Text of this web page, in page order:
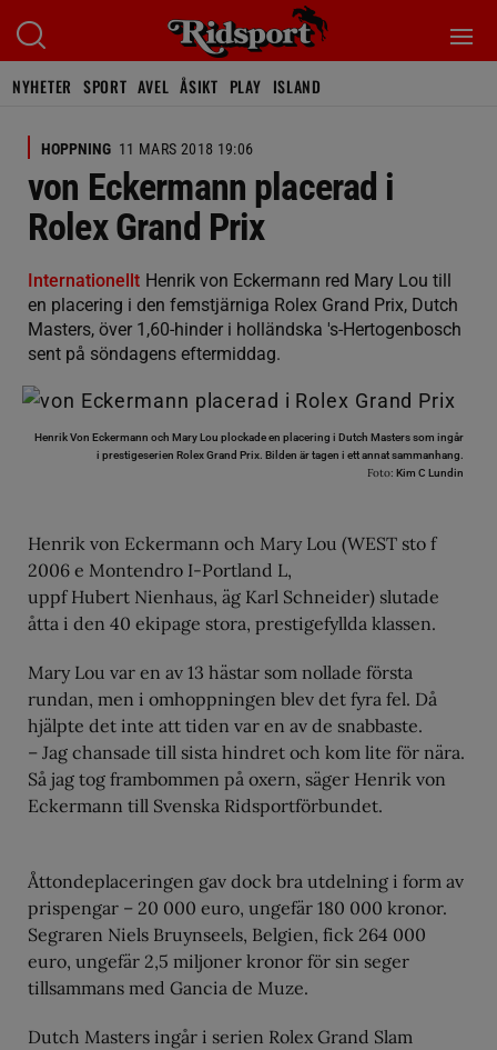
NYHETER SPORT AVEL ÅSIKT PLAY ISLAND
HOPPNING 11 MARS 2018 19:06
von Eckermann placerad i
Rolex Grand Prix
Internationellt Henrik von Eckermann red Mary Lou till
en placering i den femstjärniga Rolex Grand Prix, Dutch
Masters, över 1,60-hinder i holländska 's-Hertogenbosch
sent på söndagens eftermiddag.
Henrik Von Eckermann och Mary Lou plockade en placering i Dutch Masters som ingår
i prestigeserien Rolex Grand Prix. Bilden är tagen i ett annat sammanhang.
Foto: Kim C Lundin
Henrik von Eckermann och Mary Lou (WEST sto f
2006 e Montendro I-Portland L,
uppf Hubert Nienhaus, äg Karl Schneider) slutade
åtta i den 40 ekipage stora, prestigefyllda klassen.
Mary Lou var en av 13 hästar som nollade första
rundan, men i omhoppningen blev det fyra fel. Då
hjälpte det inte att tiden var en av de snabbaste.
– Jag chansade till sista hindret och kom lite för nära.
Så jag tog frambommen på oxern, säger Henrik von
Eckermann till Svenska Ridsportförbundet.
Åttondeplaceringen gav dock bra utdelning i form av
prispengar – 20 000 euro, ungefär 180 000 kronor.
Segraren Niels Bruynseels, Belgien, fick 264 000
euro, ungefär 2,5 miljoner kronor för sin seger
tillsammans med Gancia de Muze.
Dutch Masters ingår i serien Rolex Grand Slam